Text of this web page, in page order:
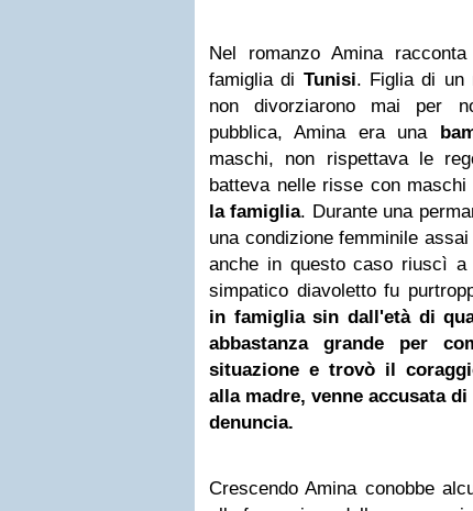
Nel romanzo Amina
famiglia di Tunisi. Figlia di un
non divorziarono mai per
pubblica, Amina era una
maschi, non rispettava le
batteva nelle risse con
la famiglia. Durante una
una condizione femminile
anche in questo caso riuscì
simpatico diavoletto fu
in famigliasin dall'età di
abbastanza grande per
situazione e trovò il
alla madre, venne accusata
denuncia.
Crescendo Amina conobbe